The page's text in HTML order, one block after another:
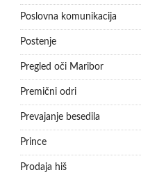
Poslovna komunikacija
Postenje
Pregled oči Maribor
Premični odri
Prevajanje besedila
Prince
Prodaja hiš